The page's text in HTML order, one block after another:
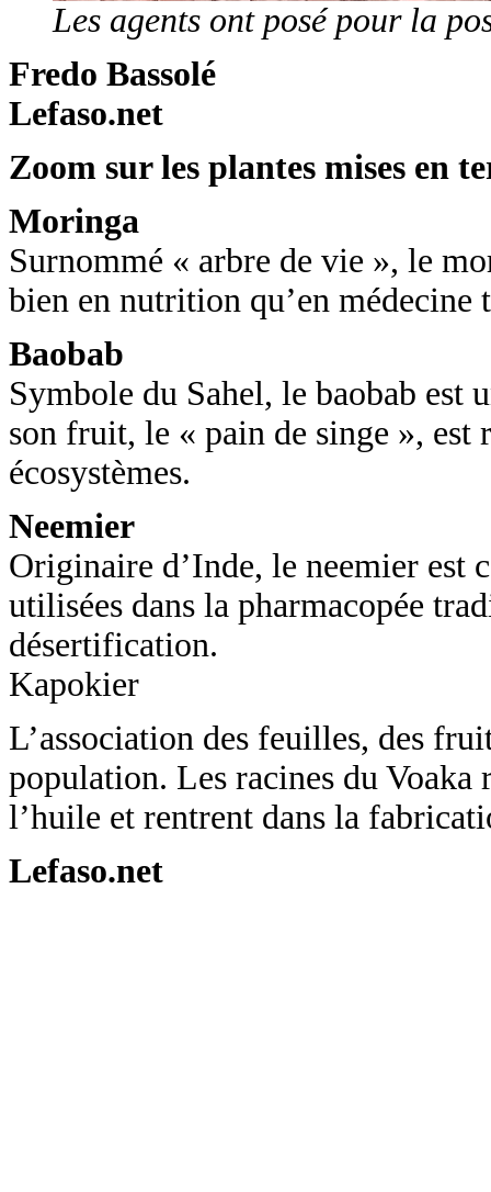
Les agents ont posé pour la
Fredo Bassolé
Lefaso.net
Zoom sur les plantes mises en
Moringa
Surnommé « arbre de vie », le
bien en nutrition qu’en
Baobab
Symbole du Sahel, le baobab est
son fruit, le « pain de singe », est
écosystèmes.
Neemier
Originaire d’Inde, le neemier est
utilisées dans la pharmacopée
désertification.
Kapokier
L’association des feuilles, des
population. Les racines du Voaka
l’huile et rentrent dans la
Lefaso.net